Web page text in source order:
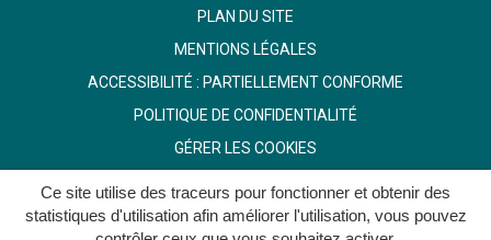
Ce site utilise des traceurs pour fonctionner et obtenir des
statistiques d'utilisation afin améliorer l'utilisation, vous pouvez
PLAN DU SITE
MENTIONS LÉGALES
ACCESSIBILITÉ : PARTIELLEMENT CONFORME
POLITIQUE DE CONFIDENTIALITÉ
GÉRER LES COOKIES